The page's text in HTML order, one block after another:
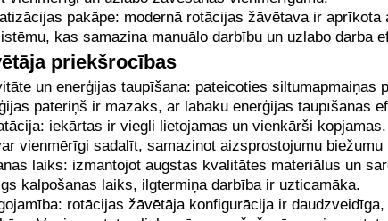
pakāpe: modernā rotācijas žāvētava ir
kas samazina manuālo darbību un uzlabo darba
priekšrocības
un enerģijas taupīšana: pateicoties siltumapmaiņas
patēriņš ir mazāks, ar labāku enerģijas taupīšanas
iekārtas ir viegli lietojamas un vienkārši
vienmērīgi sadalīt, samazinot aizsprostojumu biežumu
laiks: izmantojot augstas kvalitātes materiālus un
kalpošanas laiks, ilgtermiņa darbība ir uzticamāka.
rotācijas žāvētāja konfigurācija ir